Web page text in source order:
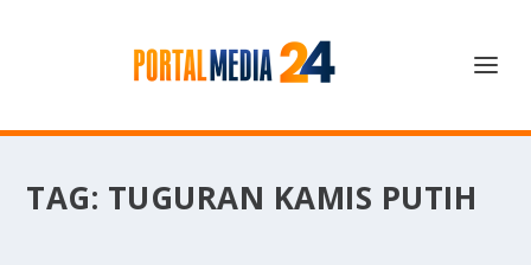
TAG: TUGURAN KAMIS PUTIH